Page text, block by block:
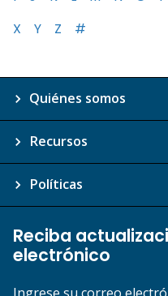
X
Y Z #
Quiénes somos
Recursos
Políticas
Reciba
electrónico